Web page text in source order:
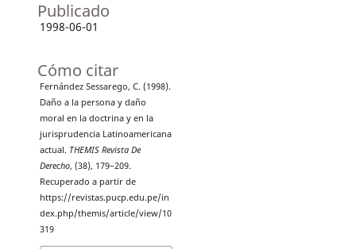
Publicado
1998-06-01
Cómo citar
Fernández Sessarego, C. (1998).
Daño a la persona y daño
moral en la doctrina y en la
jurisprudencia Latinoamericana
actual. THEMIS Revista De
Derecho, (38), 179–209.
Recuperado a partir de
https://revistas.pucp.edu.pe/in
dex.php/themis/article/view/10
319